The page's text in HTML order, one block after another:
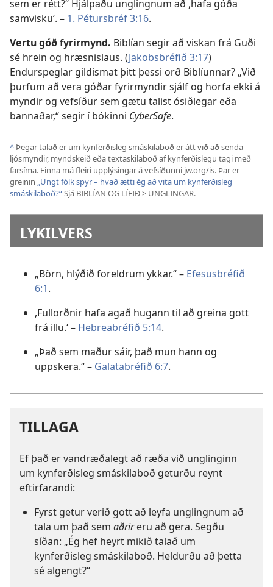
sem er rétt?“ Hjálpaðu unglingnum að ,hafa góða
samvisku‘. – 1. Pétursbréf 3:16.
Vertu góð fyrirmynd. Biblían segir að viskan frá Guði
sé hrein og hræsnislaus. (Jakobsbréfið 3:17)
Endurspeglar gildismat þitt þessi orð Biblíunnar? „Við
þurfum að vera góðar fyrirmyndir sjálf og horfa ekki á
myndir og vefsíður sem gætu talist ósiðlegar eða
bannaðar,“ segir í bókinni CyberSafe.
^ Þegar talað er um kynferðisleg smáskilaboð er átt við að senda
ljósmyndir, myndskeið eða textaskilaboð af kynferðislegu tagi með
farsíma. Finna má fleiri upplýsingar á vefsíðunni jw.org/is. Þar er
greinin „Ungt fólk spyr – hvað ætti ég að vita um kynferðisleg
smáskilaboð?“Sjá BIBLÍAN OG LÍFIÐ > UNGLINGAR.
LYKILVERS
„Börn, hlýðið foreldrum ykkar.“ – Efesusbréfið
6:1.
,Fullorðnir hafa agað hugann til að greina gott
frá illu.‘ – Hebreabréfið 5:14.
„Það sem maður sáir, það mun hann og
uppskera.“ – Galatabréfið 6:7.
TILLAGA
Ef það er vandræðalegt að ræða við unglinginn
um kynferðisleg smáskilaboð geturðu reynt
eftirfarandi:
Fyrst getur verið gott að leyfa unglingnum að
tala um það sem aðrireru að gera. Segðu
síðan: „Ég hef heyrt mikið talað um
kynferðisleg smáskilaboð. Heldurðu að þetta
sé algengt?“